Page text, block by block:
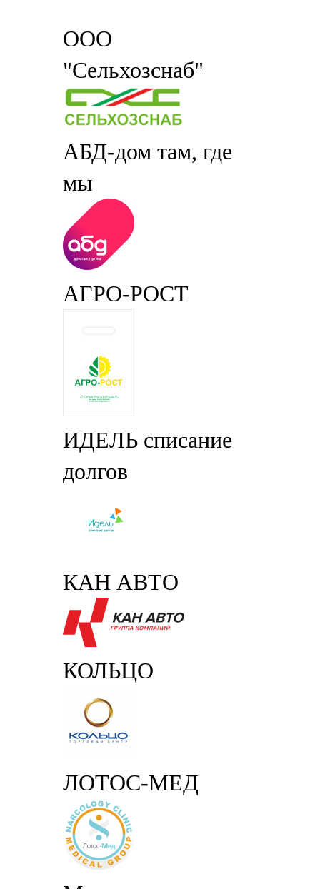
ООО
"Сельхозснаб"
АБД-дом там, где
мы
АГРО-РОСТ
ИДЕЛЬ списание
долгов
КАН АВТО
КОЛЬЦО
ЛОТОС-МЕД